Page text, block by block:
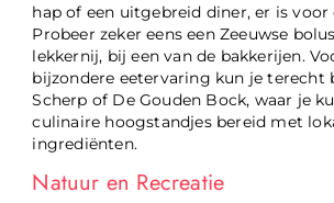
hap of een uitgebreid diner, er is voor
Probeer zeker eens een Zeeuwse
lekkernij, bij een van de bakkerijen.
bijzondere eetervaring kun je terecht
Scherp of De Gouden Bock, waar je
culinaire hoogstandjes bereid met
ingrediënten.
Natuur en Recreatie